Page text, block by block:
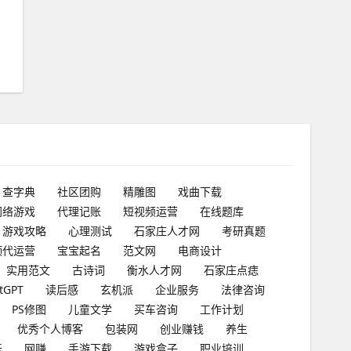
查字典 社区团购 精雕图
戏曲下载
游戏
代理记账 短视频运营
在线题库
游戏攻略
心理测试 石家庄人才网
考研真题
运营
宝宝起名 范文网
电商设计
实用范文
古诗词 衡水人才网
石家庄点痣
读后感 玄机派 企业服务
法律咨询
PS修图
儿童文学 买车咨询
工作计划
优秀个人博客
包装网 创业赚钱
养生